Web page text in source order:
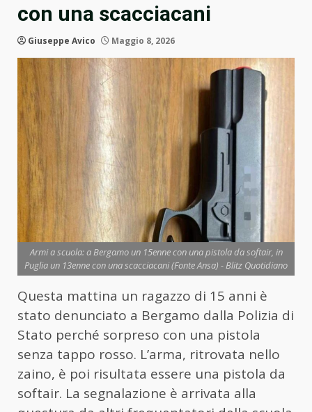
con una scacciacani
Giuseppe Avico Maggio 8, 2026
Armi a scuola: a Bergamo un 15enne con una pistola da softair, in
Puglia un 13enne con una scacciacani (Fonte Ansa) - Blitz Quotidiano
Questa mattina un ragazzo di 15 anni è
stato denunciato a Bergamo dalla Polizia di
Stato perché sorpreso con una pistola
senza tappo rosso. L’arma, ritrovata nello
zaino, è poi risultata essere una pistola da
softair. La segnalazione è arrivata alla